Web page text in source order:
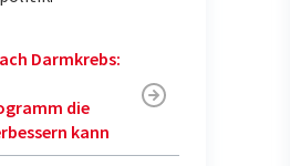
Darmkrebs:
die
kann